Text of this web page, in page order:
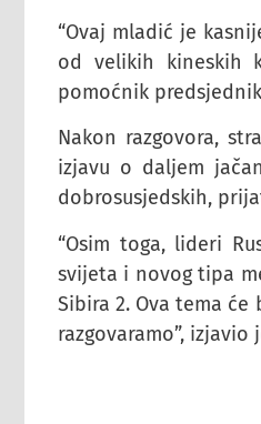
“Ovaj mladić je
od velikih kineskih
pomoćnik
Nakon razgovora,
izjavu o daljem
dobrosusjedskih,
“Osim toga, lideri
svijeta i novog tipa
Sibira 2. Ova tema
razgovaramo”, izjavio